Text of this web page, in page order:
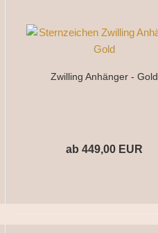
Zwilling Anhänger - Gold
ab 449,00 EUR